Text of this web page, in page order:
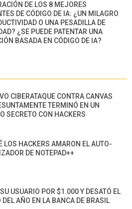
DE LOS 8 MEJORES
DE CÓDIGO DE IA: ¿UN MILAGRO
O UNA PESADILLA DE
¿SE PUEDE PATENTAR UNA
BASADA EN CÓDIGO DE IA?
CIBERATAQUE CONTRA CANVAS
TERMINÓ EN UN
SECRETO CON HACKERS
LOS HACKERS AMARON EL AUTO-
DE NOTEPAD++
USUARIO POR $1.000 Y DESATÓ EL
DEL AÑO EN LA BANCA DE BRASIL